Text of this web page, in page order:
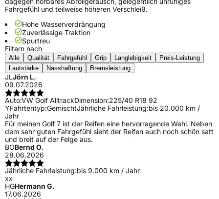
Fahrgefühl und teilweise höheren Verschleiß.
Hohe Wasserverdrängung
Zuverlässige Traktion
Spurtreu
Filtern nach
Alle Qualität Fahrgefühl Grip Langlebigkeit
Preis-Leistung
Lautstärke
Nasshaftung Bremsleistung
JLJörn L.
09.07.2026
Auto:VW Golf AlltrackDimension:225/40 R18 92
YFahrtentyp:GemischtJährliche Fahrleistung:bis 20.000 km /
Jahr
Für meinen Golf 7 ist der Reifen eine hervorragende Wahl. Neben
dem sehr guten Fahrgefühl sieht der Reifen auch noch schön satt
und breit auf der Felge aus.
BOBernd O.
28.06.2026
Jährliche Fahrleistung:bis 9.000 km / Jahr
xx
HGHermann G.
17.06.2026